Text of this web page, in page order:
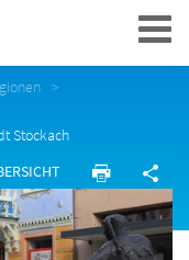
Navigation
Stockach